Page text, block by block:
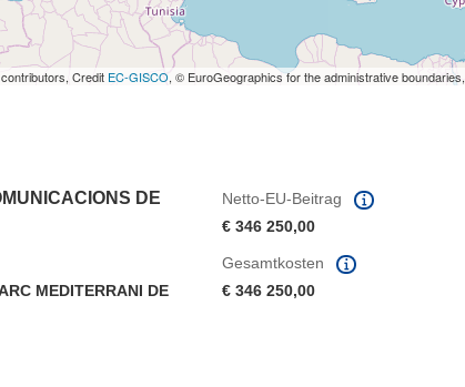
contributors, Credit EC-GISCO, © EuroGeographics for the administrative boundaries,
DE
Netto-EU-Beitrag
€ 346 250,00
MEDITERRANI DE
Gesamtkosten
€ 346 250,00